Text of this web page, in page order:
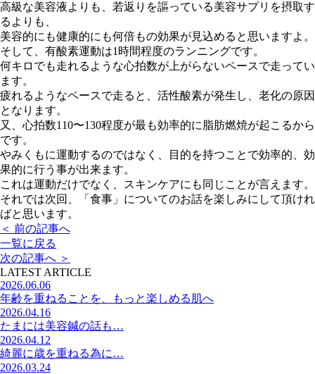
高級な美容液よりも、若返りを謳っている美容サプリを摂取す
るよりも、
美容的にも健康的にも何倍もの効果が見込めると思いますよ。
そして、有酸素運動は1時間程度のランニングです。
何キロでも走れるような心拍数が上がらないペースで走ってい
ます。
疲れるようなペースで走ると、活性酸素が発生し、老化の原因
となります。
又、心拍数110〜130程度が最も効率的に脂肪燃焼が起こるから
です。
やみくもに運動するのではなく、目的を持つことで効率的、効
果的に行う事が出来ます。
これは運動だけでなく、スキンケアにも同じことが言えます。
それでは次回、「食事」についてのお話を楽しみにして頂けれ
ばと思います。
＜ 前の記事へ
一覧に戻る
次の記事へ ＞
LATEST ARTICLE
2026.06.06
年齢を重ねることを、もっと楽しめる肌へ
2026.04.16
たまには美容鍼の話も…
2026.04.12
綺麗に歳を重ねる為に…
2026.03.24